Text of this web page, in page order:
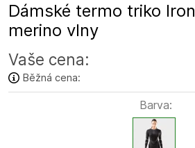
Dámské termo triko
merino vlny
Vaše cena:
Běžná cena:
Barva: